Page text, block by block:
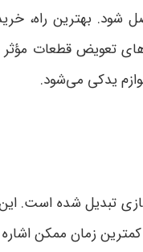
شود. بهترین راه،
تعویض قطعات
یدکی می‌شود.
تبدیل شده است.
زمان ممکن اشاره